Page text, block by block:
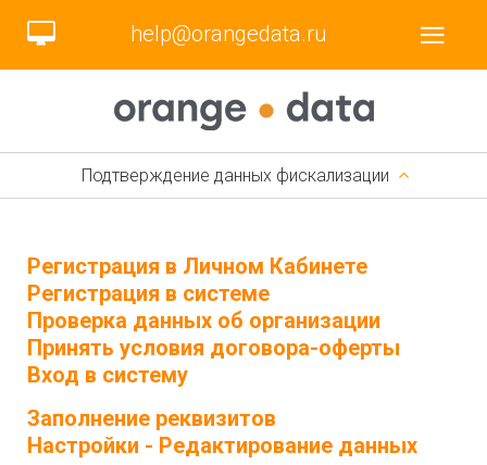
help@orangedata.ru
Подтверждение данных фискализации
Регистрация в Личном Кабинете
Регистрация в системе
Проверка данных об организации
Принять условия договора-оферты
Вход в систему
Заполнение реквизитов
Настройки - Редактирование данных